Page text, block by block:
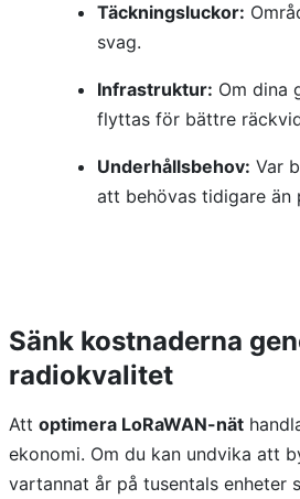
Täckningsluckor:
svag.
Infrastruktur: Om dina
flyttas för bättre
Underhållsbehov: Var
att behövas tidigare än
Sänk kostnaderna
radiokvalitet
Att optimera LoRaWAN-nät
ekonomi. Om du kan undvika att
vartannat år på tusentals enheter